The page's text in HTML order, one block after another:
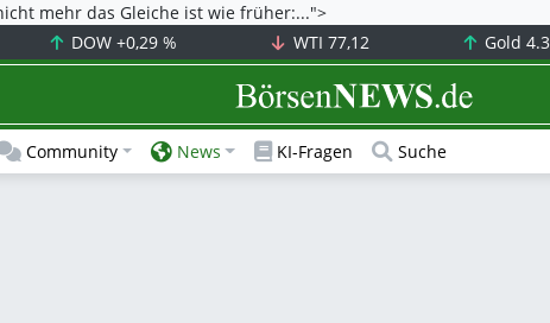
mehr das Gleiche ist wie früher:...">
DOW+0,29 % WTI 77,12 Gold
BörsenNEWS.de
Community News KI-Fragen Suche